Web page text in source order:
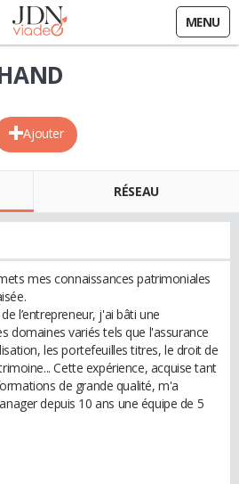
MENU
Ajouter
RÉSEAU
mes connaissances patrimoniales
l’entrepreneur, j'ai bâti une
domaines variés tels que l'assurance
les portefeuilles titres, le droit de
Cette expérience, acquise tant
de grande qualité, m'a
depuis 10 ans une équipe de 5